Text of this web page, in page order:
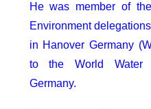
He was member of
Environment
in Hanover Germany
to the World Water
Germany.